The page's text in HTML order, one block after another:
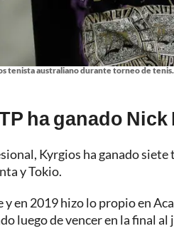
tenista australiano durante torneo de tenis.
ha ganado
Kyrgios ha ganado siete
y Tokio.
y en 2019 hizo lo propio en
luego de vencer en la final